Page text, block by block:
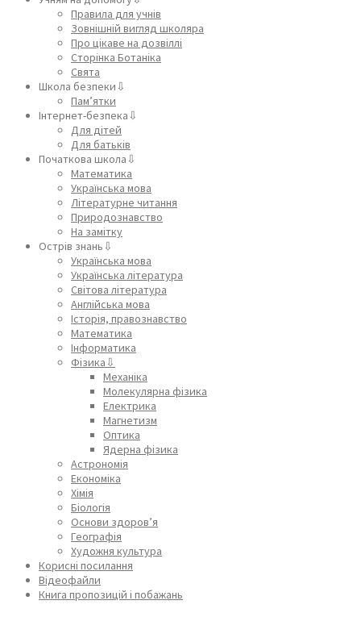
Правила для учнів
Зовнішній вигляд школяра
Про цікаве на дозвіллі
Сторінка Ботаніка
Свята
Школа безпеки⇩
Пам’ятки
Інтернет-безпека⇩
Для дітей
Для батьків
Початкова школа⇩
Математика
Українська мова
Літературне читання
Природознавство
На замітку
Острів знань⇩
Українська мова
Українська література
Світова література
Англійська мова
Історія, правознавство
Математика
Інформатика
Фізика⇩
Механіка
Молекулярна фізика
Електрика
Магнетизм
Оптика
Ядерна фізика
Астрономія
Економіка
Хімія
Біологія
Основи здоров’я
Географія
Художня культура
Корисні посилання
Відеофайли
Книга пропозицій і побажань